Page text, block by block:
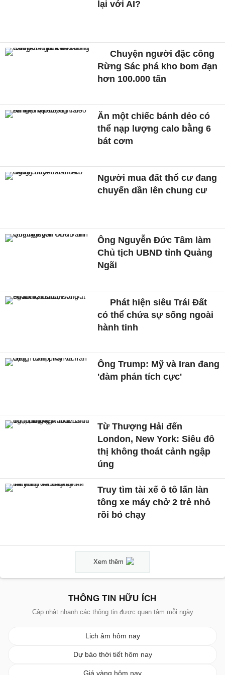
lại với AI?
Chuyện người đặc công
Rừng Sác phá kho bom đạn
hơn 100.000 tấn
Ăn một chiếc bánh dẻo có
thể nạp lượng calo bằng 6
bát cơm
Người mua đất thổ cư đang
chuyển dần lên chung cư
Ông Nguyễn Đức Tâm làm
Chủ tịch UBND tỉnh Quảng
Ngãi
Phát hiện siêu Trái Đất
có thể chứa sự sống ngoài
hành tinh
Ông Trump: Mỹ và Iran đang
'đàm phán tích cực'
Từ Thượng Hải đến
London, New York: Siêu đô
thị không thoát cảnh ngập
úng
Truy tìm tài xế ô tô lấn làn
tông xe máy chở 2 trẻ nhỏ
rồi bỏ chạy
Xem thêm
THÔNG TIN HỮU ÍCH
Cập nhật nhanh các thông tin được quan tâm mỗi ngày
Lịch âm hôm nay
Dự báo thời tiết hôm nay
Giá vàng hôm nay